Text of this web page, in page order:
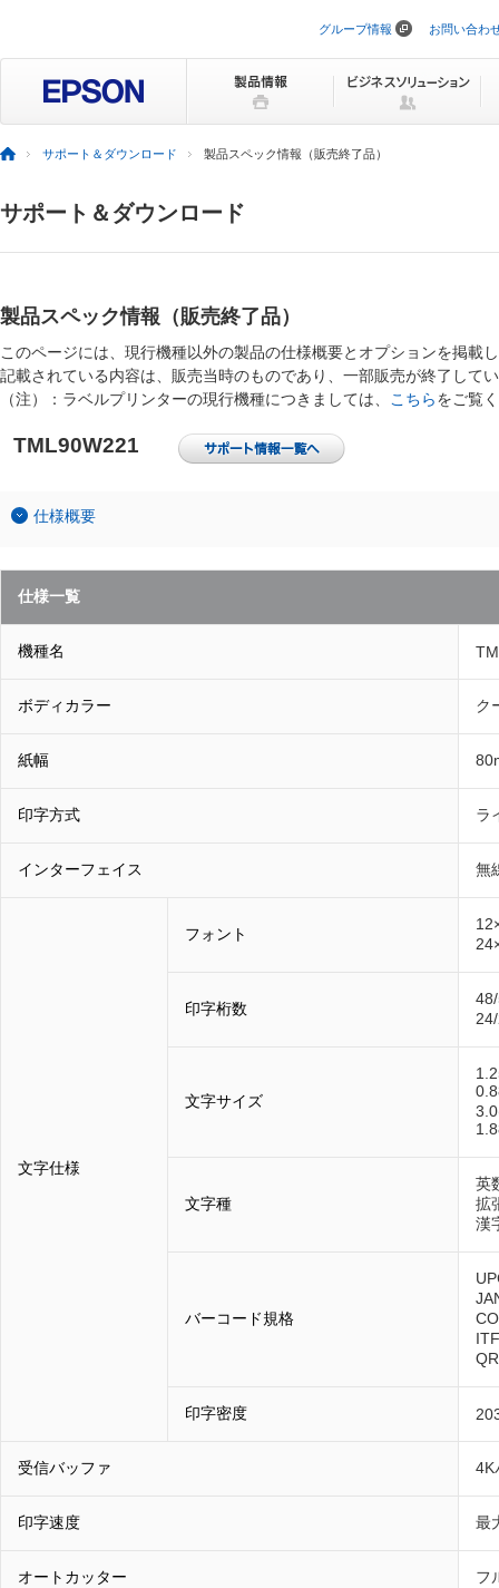
ビ
ョ
を
グループ情報 お問い合わ
サポート＆ダウンロード 製品スペック情報（販売終了品）
サポート＆ダウンロード
製品スペック情報（販売終了品）
このページには、現行機種以外の製品の仕様概要とオプションを掲載
記載されている内容は、販売当時のものであり、一部販売が終了して
（注）：ラベルプリンターの現行機種につきましては、
こちらをご覧
TML90W221
仕様概要
仕様一覧
機種名
ボディカラー ク
紙幅
印字方式 ラ
インターフェイス 無
文字仕様
フォント
印字桁数
文字サイズ
文字種
英
拡
漢
バーコード規格
印字密度
受信バッファ 4K
印字速度 最
オートカッター フ